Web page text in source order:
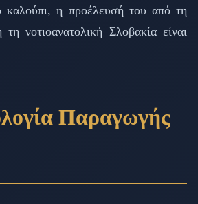
καλούπι, η προέλευσή του από τη
νοτιοανατολική Σλοβακία είναι
Παραγωγής